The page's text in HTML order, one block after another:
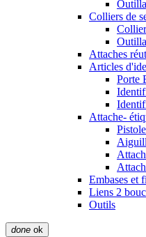
Colliers de
Attaches
Articles
Porte
Attache-
Embases et
Liens 2
Outils
done ok